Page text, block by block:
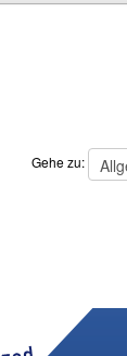
Gehe zu: